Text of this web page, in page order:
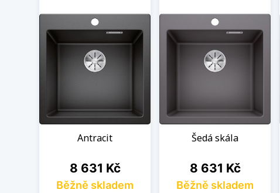
Antracit
Cena
8 631 Kč
Běžně skladem
Šedá skála
Cena
8 631 Kč
Běžně skladem